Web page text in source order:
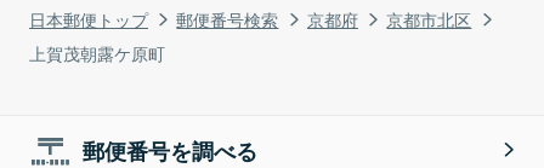
日本郵便トップ 郵便番号検索 京都府
京都市北区
上賀茂朝露ケ原町
郵便番号を調べる